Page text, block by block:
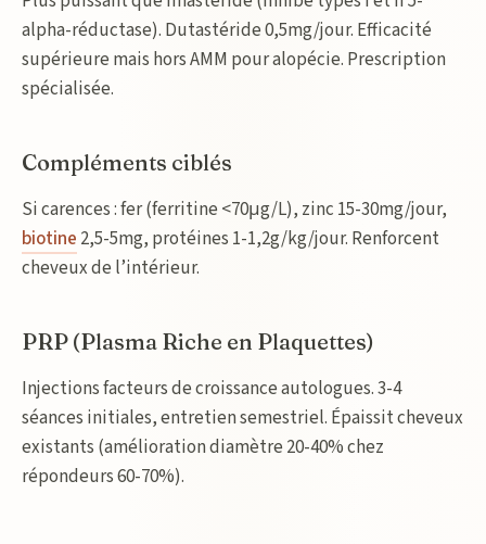
alpha-réductase). Dutastéride 0,5mg/jour. Efficacité
supérieure mais hors AMM pour alopécie. Prescription
spécialisée.
Compléments ciblés
Si carences : fer (ferritine <70μg/L), zinc 15-30mg/jour,
biotine 2,5-5mg, protéines 1-1,2g/kg/jour. Renforcent
cheveux de l’intérieur.
PRP (Plasma Riche en Plaquettes)
Injections facteurs de croissance autologues. 3-4
séances initiales, entretien semestriel. Épaissit cheveux
existants (amélioration diamètre 20-40% chez
répondeurs 60-70%).